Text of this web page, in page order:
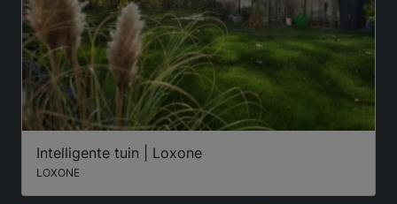
Intelligente tuin | Loxone
LOXONE